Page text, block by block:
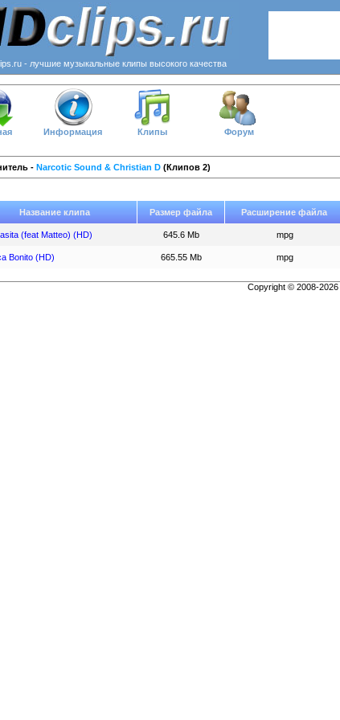
- лучшие музыкальные клипы высокого качества
Информация Клипы Форум
- Narcotic Sound & Christian D (Клипов 2)
Название клипа Размер файла Расширение файла
(feat Matteo) (HD) 645.6 Mb mpg
Bonito (HD) 665.55 Mb mpg
Copyright © 2008-2026